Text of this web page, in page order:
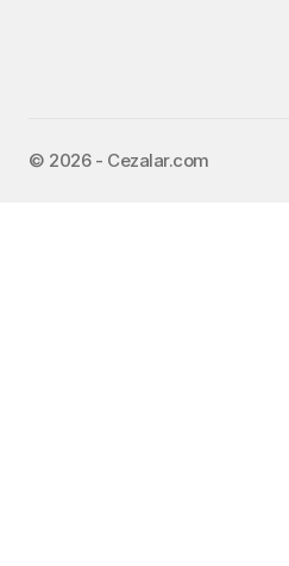
©️ 2026 - Cezalar.com